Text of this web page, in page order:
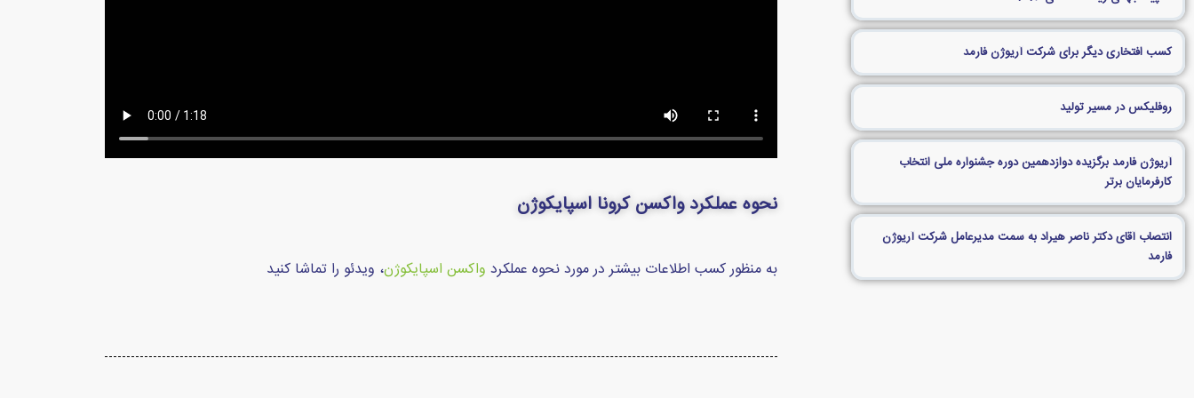
کسب افتخاری دیگر برای شرکت آریوژن فارمد
روفلیکس در مسیر تولید
آریوژن فارمد برگزیده دوازدهمین دوره جشنواره ملی انتخاب
کارفرمایان برتر
انتصاب آقای دکتر ناصر هیراد به سمت مدیرعامل شرکت آریوژن
فارمد
نحوه عملکرد واکسن کرونا اسپایکوژن
به منظور کسب اطلاعات بیشتر در مورد نحوه عملکرد واکسن اسپایکوژن، ویدئو را تماشا کنید